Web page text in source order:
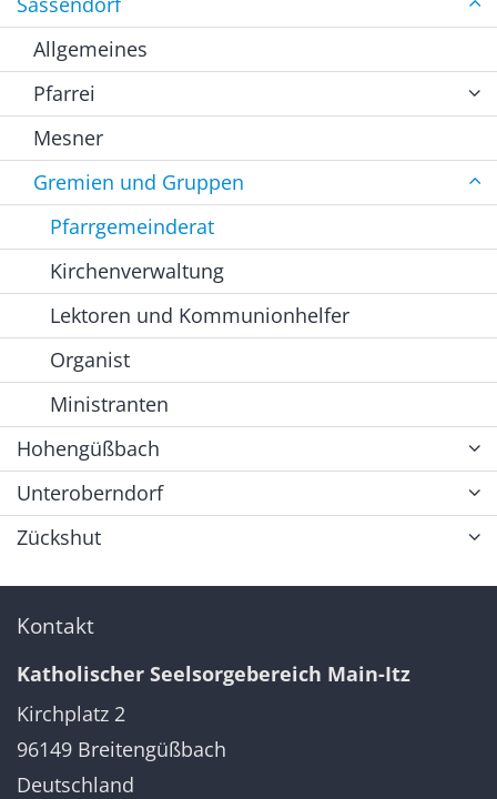
Allgemeines
Pfarrei
Mesner
Gremien und Gruppen
Pfarrgemeinderat
Kirchenverwaltung
Lektoren und Kommunionhelfer
Organist
Ministranten
Hohengüßbach
Unteroberndorf
Zückshut
Kontakt
Katholischer Seelsorgebereich Main-Itz
Kirchplatz 2
96149 Breitengüßbach
Deutschland